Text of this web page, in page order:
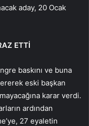
aday, 20 Ocak
ETTİ
baskını ve buna
eski başkan
karar verdi.
ardından
27 eyaletin